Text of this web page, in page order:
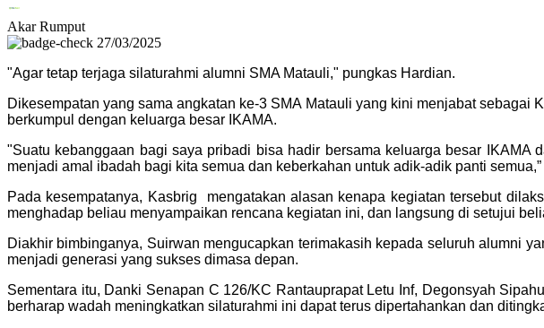
Akar Rumput
27/03/2025
"Agar tetap terjaga silaturahmi alumni SMA Matauli," pungkas Hardian.
Dikesempatan yang sama angkatan ke-3 SMA Matauli yang kini menjabat
berkumpul dengan keluarga besar IKAMA.
"Suatu kebanggaan bagi saya pribadi bisa hadir bersama keluarga besar
menjadi amal ibadah bagi kita semua dan keberkahan untuk adik-adik panti
Pada kesempatanya, Kasbrig mengatakan alasan kenapa kegiatan tersebut
menghadap beliau menyampaikan rencana kegiatan ini, dan langsung di setujui
Diakhir bimbinganya, Suirwan mengucapkan terimakasih kepada seluruh alumni
menjadi generasi yang sukses dimasa depan.
Sementara itu, Danki Senapan C 126/KC Rantauprapat Letu Inf, Degonsyah
berharap wadah meningkatkan silaturahmi ini dapat terus dipertahankan dan